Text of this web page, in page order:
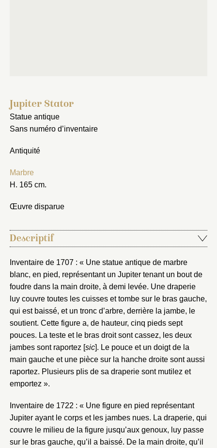
Jupiter Stator
Statue antique
Sans numéro d’inventaire
Antiquité
Marbre
H. 165 cm.
Œuvre disparue
Descriptif
Inventaire de 1707 : « Une statue antique de marbre
blanc, en pied, représentant un Jupiter tenant un bout de
foudre dans la main droite, à demi levée. Une draperie
luy couvre toutes les cuisses et tombe sur le bras gauche,
qui est baissé, et un tronc d’arbre, derrière la jambe, le
soutient. Cette figure a, de hauteur, cinq pieds sept
pouces. La teste et le bras droit sont cassez, les deux
jambes sont raportez [ sic ]. Le pouce et un doigt de la
main gauche et une pièce sur la hanche droite sont aussi
raportez. Plusieurs plis de sa draperie sont mutilez et
emportez ».
Inventaire de 1722 : « Une figure en pied représentant
Jupiter ayant le corps et les jambes nues. La draperie, qui
couvre le milieu de la figure jusqu’aux genoux, luy passe
sur le bras gauche, qu’il a baissé. De la main droite, qu’il
Fermer
Choix du dossier où ajouter la
notice
Nom du dossier
Fermer
Connexion
Courriel
Mot de passe